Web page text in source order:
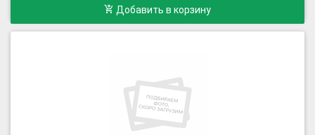
Добавить в корзину